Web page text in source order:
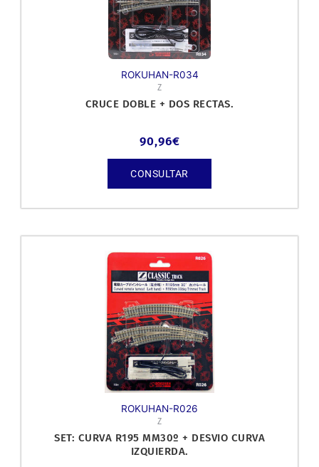
ROKUHAN-R034
Z
CRUCE DOBLE + DOS RECTAS.
90,96€
CONSULTAR
ROKUHAN-R026
Z
SET: CURVA R195 MM30º + DESVIO CURVA
IZQUIERDA.